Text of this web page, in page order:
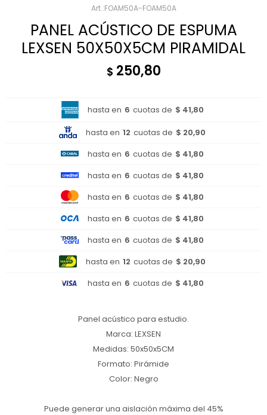
FOAM50A-FOAM50A
PANEL ACÚSTICO DE ESPUMA
LEXSEN 50X50X5CM PIRAMIDAL
$ 250,80
hasta en 6 cuotas de $ 41,80
hasta en 12 cuotas de $ 20,90
hasta en 6 cuotas de $ 41,80
hasta en 6 cuotas de $ 41,80
hasta en 6 cuotas de $ 41,80
hasta en 6 cuotas de $ 41,80
hasta en 6 cuotas de $ 41,80
hasta en 12 cuotas de $ 20,90
hasta en 6 cuotas de $ 41,80
Panel acústico para estudio.
Marca: LEXSEN
Medidas: 50x50x5CM
Formato: Pirámide
Color: Negro
Puede generar una aislación máxima del 45%